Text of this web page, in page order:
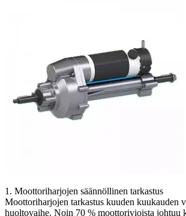
1. Moottoriharjojen säännöllinen tarkastus
Moottoriharjojen tarkastus kuuden kuukauden
huoltovaihe. Noin 70 % moottorivioista johtuu